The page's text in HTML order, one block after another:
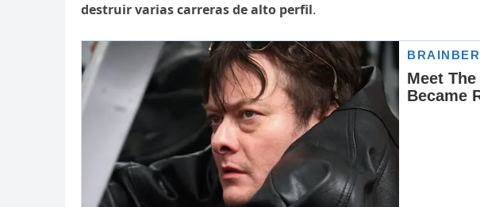
destruir varias carreras de alto perfil.